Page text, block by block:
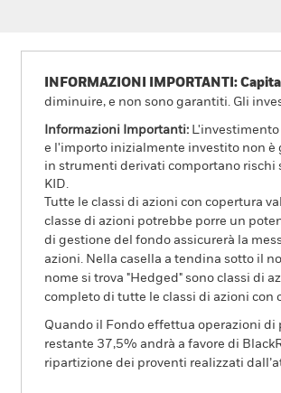
INFORMAZIONI IMPORTANTI:
diminuire, e non sono garantiti. Gli
Informazioni Importanti:
e l'importo inizialmente investito non
in strumenti derivati comportano rischi
KID.
Tutte le classi di azioni con copertura
classe di azioni potrebbe porre un
di gestione del fondo assicurerà la
azioni. Nella casella a tendina sotto il
nome si trova "Hedged" sono classi di
completo di tutte le classi di azioni con
Quando il Fondo effettua operazioni
restante 37,5% andrà a favore di
ripartizione dei proventi realizzati